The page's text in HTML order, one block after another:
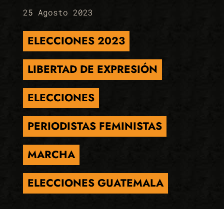
25 Agosto 2023
ELECCIONES 2023
LIBERTAD DE EXPRESIÓN
ELECCIONES
PERIODISTAS FEMINISTAS
MARCHA
ELECCIONES GUATEMALA